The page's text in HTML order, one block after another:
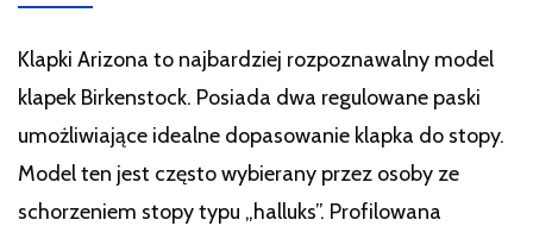
Klapki Arizona to najbardziej rozpoznawalny model
klapek Birkenstock. Posiada dwa regulowane paski
umożliwiające idealne dopasowanie klapka do stopy.
Model ten jest często wybierany przez osoby ze
schorzeniem stopy typu „halluks”. Profilowana